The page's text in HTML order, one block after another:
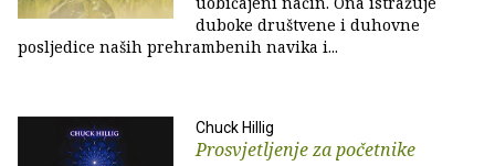
duboke društvene i duhovne
posljedice naših prehrambenih navika i...
Chuck Hillig
Prosvjetljenje za početnike